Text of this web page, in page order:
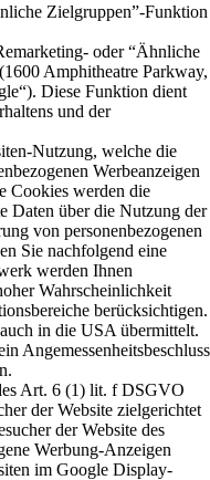
Zielgruppen”-Funktion
oder “Ähnliche
Amphitheatre Parkway,
Diese Funktion dient
und der
Nutzung, welche die
Werbeanzeigen
Cookies werden die
Daten über die Nutzung der
von personenbezogenen
Sie nachfolgend eine
werden Ihnen
Wahrscheinlichkeit
berücksichtigen.
in die USA übermittelt.
Angemessenheitsbeschluss
Art. 6 (1) lit. f DSGVO
der Website zielgerichtet
der Website des
Werbung-Anzeigen
im Google Display-